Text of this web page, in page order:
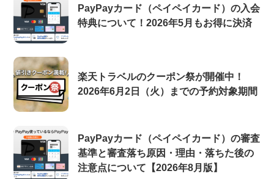
PayPayカード（ペイペイカード）の入会
特典について！2026年5月もお得に決済
楽天トラベルのクーポン祭が開催中！
2026年6月2日（火）までの予約対象期間
PayPayカード（ペイペイカード）の審査
基準と審査落ち原因・理由・落ちた後の
注意点について【2026年8月版】